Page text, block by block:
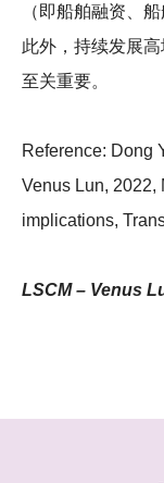
（即船舶融资、
此外，持续发展
至关重要。
Reference: Dong
Venus Lun, 2022,
implications,
LSCM – Venus